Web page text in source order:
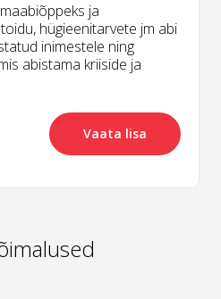
ja
hügieenitarvete jm abi
inimestele ning
abistama kriiside ja
Vaata lisa